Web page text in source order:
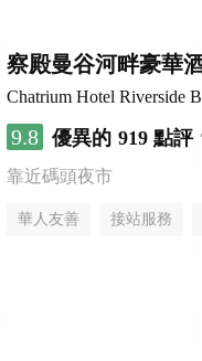
察殿曼谷河畔豪華
Chatrium Hotel Riverside
9.8 優異的 919 點評
靠近碼頭夜市
華人友善 接站服務